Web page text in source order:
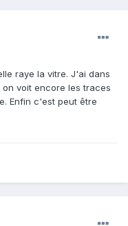
raye la vitre. J'ai dans
voit encore les traces
Enfin c'est peut être